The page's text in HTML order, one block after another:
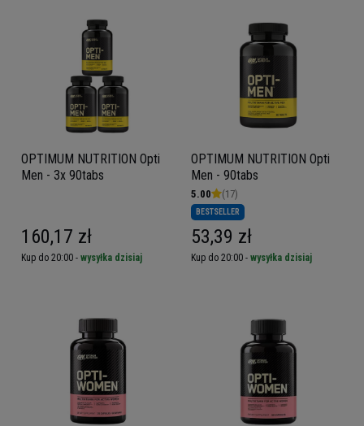
OPTIMUM NUTRITION Opti
Men - 3x 90tabs
160,17 zł
Kup do 20:00 - wysyłka dzisiaj
OPTIMUM NUTRITION Opti
Men - 90tabs
5.00 (17)
BESTSELLER
53,39 zł
Kup do 20:00 - wysyłka dzisiaj